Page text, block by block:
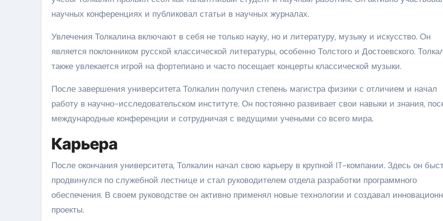
научных конференциях и публиковал статьи в научных журналах.
Увлечения Толкалина включают в себя не только науку, но и литературу, музыку и искусство. Он
является поклонником русской классической литературы, особенно Толстого и Достоевского.
также увлекается игрой на фортепиано и часто посещает концерты классической музыки.
После завершения университета Толкалин получил степень магистра физики с отличием и начал
работу в научно-исследовательском институте. Он постоянно развивает свои навыки и знания,
международные конференции и сотрудничая с ведущими учеными со всего мира.
Карьера
После окончания университета, Толкалин начал свою карьеру в крупной IT-компании. Здесь он
продвинулся по служебной лестнице и стал руководителем отдела разработки программного
обеспечения. В своем руководстве он активно применял новые технологии и создавал
проекты.